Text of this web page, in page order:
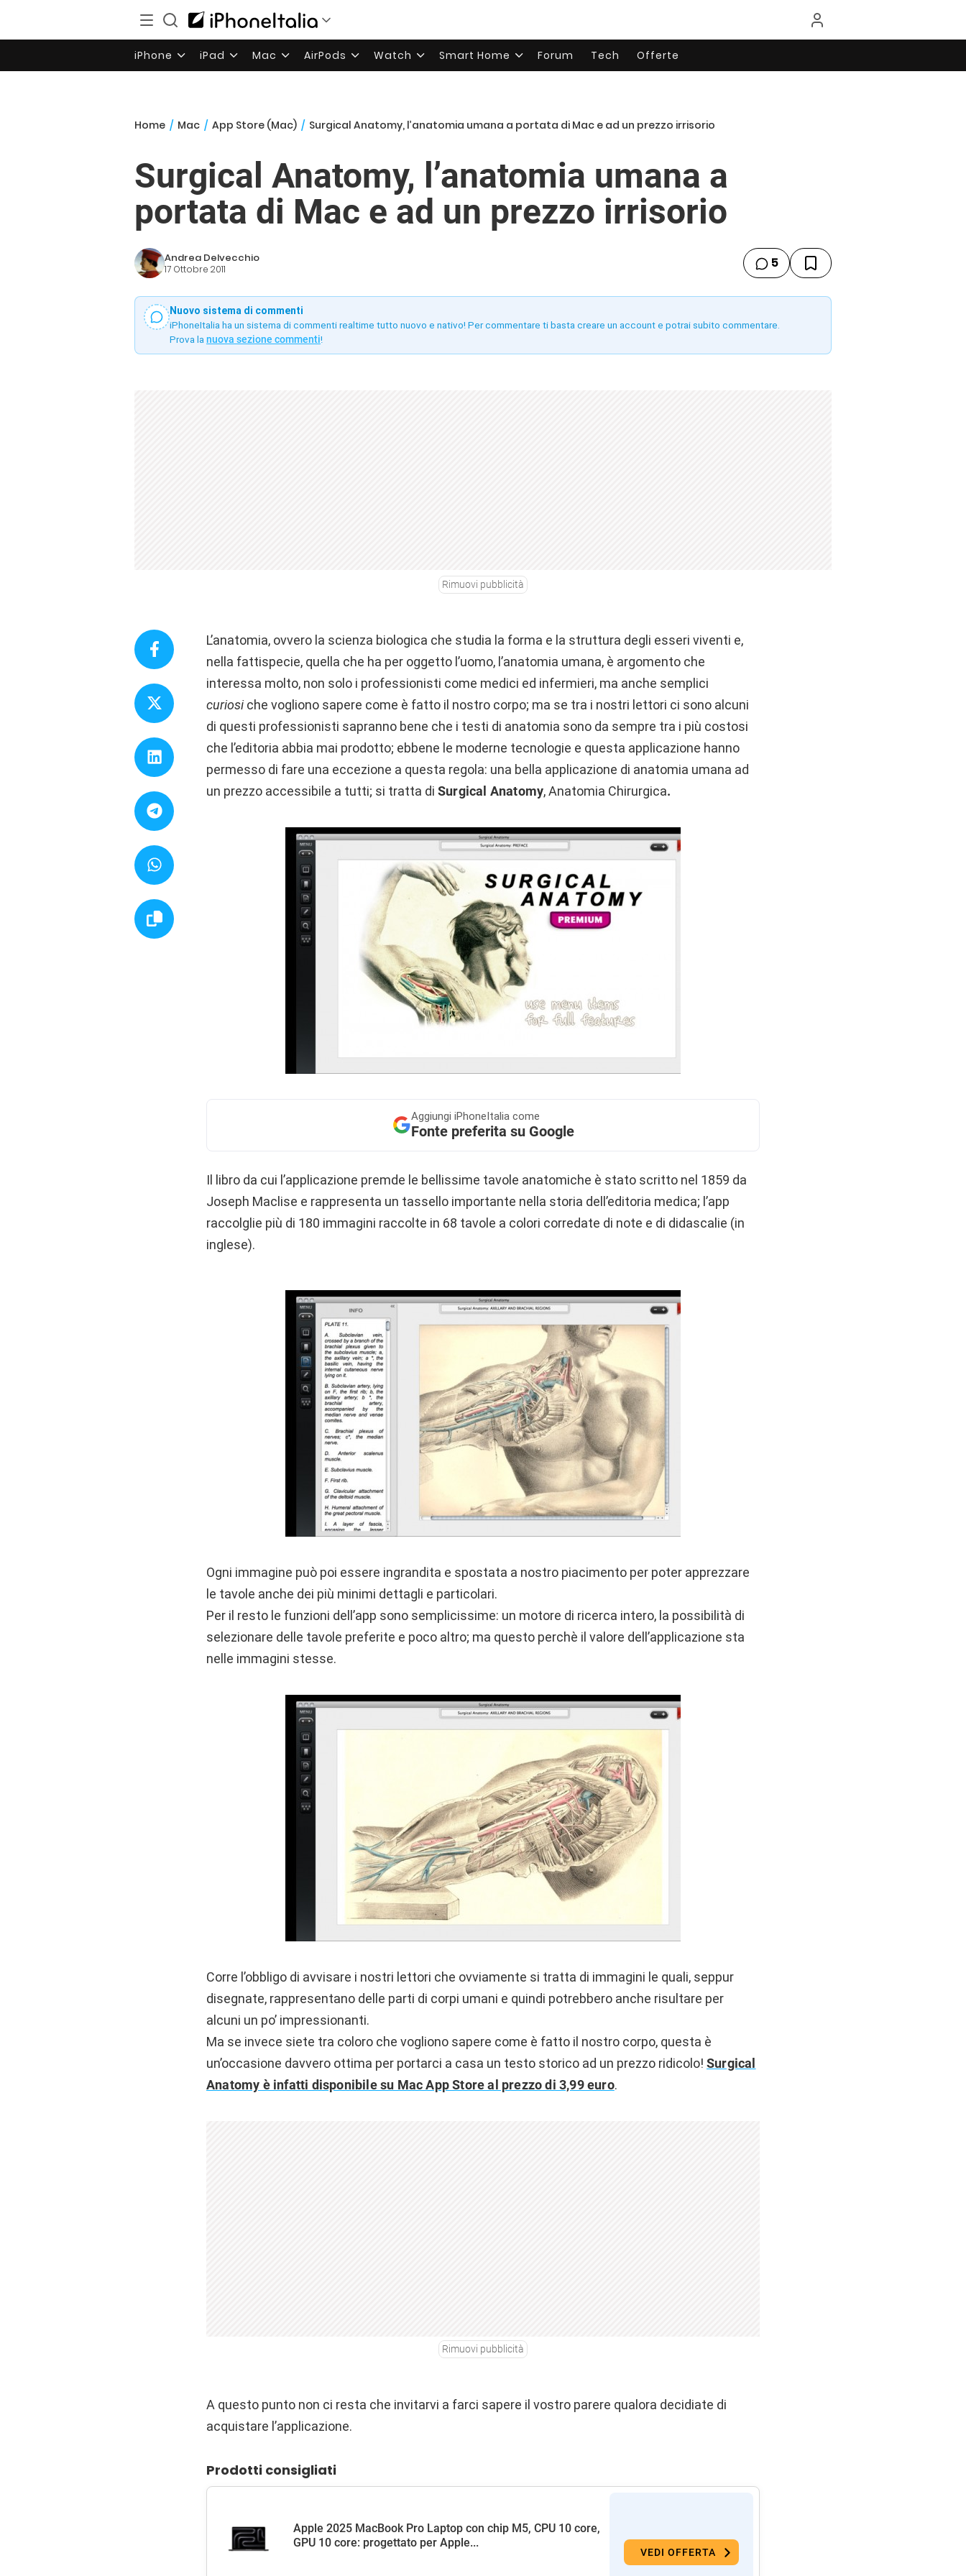
iPhone iPad Mac AirPods Watch Smart Home Forum Tech Offerte
Home / Mac / App Store (Mac) / Surgical Anatomy, l’anatomia umana a portata di Mac e ad un prezzo irrisorio
Surgical Anatomy, l’anatomia umana a
portata di Mac e ad un prezzo irrisorio
Andrea Delvecchio
17 Ottobre 2011 5
Nuovo sistema di commenti
iPhoneItalia ha un sistema di commenti realtime tutto nuovo e nativo! Per commentare ti basta creare un account e potrai subito commentare.
Prova la nuova sezione commenti!
Rimuovi pubblicità
L’anatomia, ovvero la scienza biologica che studia la forma e la struttura degli esseri viventi e,
nella fattispecie, quella che ha per oggetto l’uomo, l’anatomia umana, è argomento che
interessa molto, non solo i professionisti come medici ed infermieri, ma anche semplici
curiosiche vogliono sapere come è fatto il nostro corpo; ma se tra i nostri lettori ci sono alcuni
di questi professionisti sapranno bene che i testi di anatomia sono da sempre tra i più costosi
che l’editoria abbia mai prodotto; ebbene le moderne tecnologie e questa applicazione hanno
permesso di fare una eccezione a questa regola: una bella applicazione di anatomia umana ad
un prezzo accessibile a tutti; si tratta di Surgical Anatomy, Anatomia Chirurgica.
Aggiungi iPhoneItalia come
Fonte preferita su Google
Il libro da cui l’applicazione premde le bellissime tavole anatomiche è stato scritto nel 1859 da
Joseph Maclise e rappresenta un tassello importante nella storia dell’editoria medica; l’app
raccolglie più di 180 immagini raccolte in 68 tavole a colori corredate di note e di didascalie (in
inglese).
Ogni immagine può poi essere ingrandita e spostata a nostro piacimento per poter apprezzare
le tavole anche dei più minimi dettagli e particolari.
Per il resto le funzioni dell’app sono semplicissime: un motore di ricerca intero, la possibilità di
selezionare delle tavole preferite e poco altro; ma questo perchè il valore dell’applicazione sta
nelle immagini stesse.
Corre l’obbligo di avvisare i nostri lettori che ovviamente si tratta di immagini le quali, seppur
disegnate, rappresentano delle parti di corpi umani e quindi potrebbero anche risultare per
alcuni un po’ impressionanti.
Ma se invece siete tra coloro che vogliono sapere come è fatto il nostro corpo, questa è
un’occasione davvero ottima per portarci a casa un testo storico ad un prezzo ridicolo! Surgical
Anatomy è infatti disponibile su Mac App Store al prezzo di 3,99 euro.
Rimuovi pubblicità
A questo punto non ci resta che invitarvi a farci sapere il vostro parere qualora decidiate di
acquistare l’applicazione.
Prodotti consigliati
Apple 2025 MacBook Pro Laptop con chip M5, CPU 10 core,
GPU 10 core: progettato per Apple...
VEDI OFFERTA